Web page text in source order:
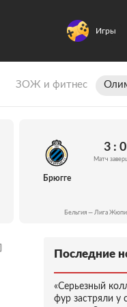
Игры
ЗОЖ и фитнес
Брюгге
3 : 0
Матч
Бельгия — Лига
Последние
«Серьезный
фур застряли у